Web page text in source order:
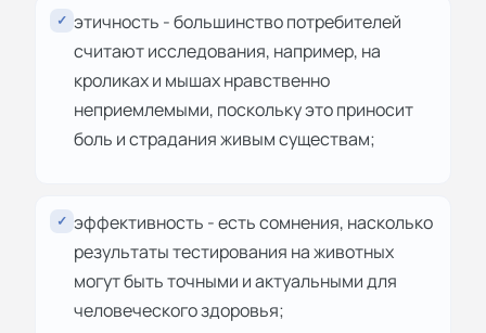
✓ этичность - большинство потребителей
считают исследования, например, на
кроликах и мышах нравственно
неприемлемыми, поскольку это приносит
боль и страдания живым существам;
✓ эффективность - есть сомнения, насколько
результаты тестирования на животных
могут быть точными и актуальными для
человеческого здоровья;